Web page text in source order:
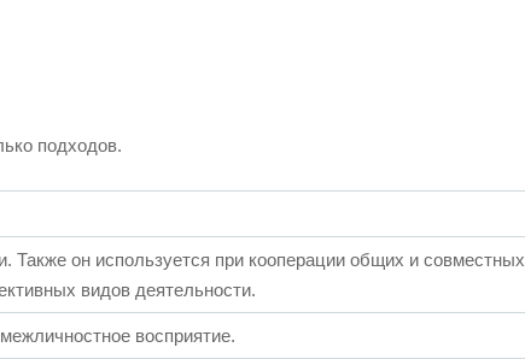
подходов.
Также он используется при кооперации общих и совместных
видов деятельности.
восприятие.